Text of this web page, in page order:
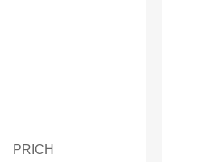
PRICH